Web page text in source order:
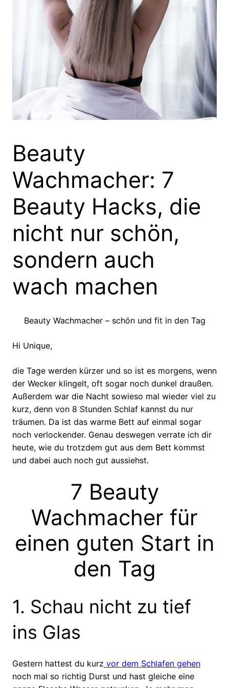
Beauty
Wachmacher: 7
Beauty Hacks, die
nicht nur schön,
sondern auch
wach machen
Beauty Wachmacher – schön und fit in den Tag
Hi Unique,
die Tage werden kürzer und so ist es morgens, wenn
der Wecker klingelt, oft sogar noch dunkel draußen.
Außerdem war die Nacht sowieso mal wieder viel zu
kurz, denn von 8 Stunden Schlaf kannst du nur
träumen. Da ist das warme Bett auf einmal sogar
noch verlockender. Genau deswegen verrate ich dir
heute, wie du trotzdem gut aus dem Bett kommst
und dabei auch noch gut aussiehst.
7 Beauty
Wachmacher für
einen guten Start in
den Tag
1. Schau nicht zu tief
ins Glas
Gestern hattest du kurz vor dem Schlafen gehen
noch mal so richtig Durst und hast gleiche eine